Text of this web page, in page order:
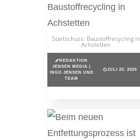
Startschuss: Baustoffrecycling in
Achstetten
REDAKTION
JENSEN MEDIA |
INGO JENSEN UND
TEAM
JULI 20, 2026